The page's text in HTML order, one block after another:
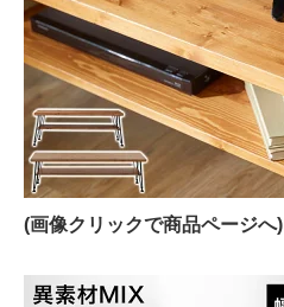
(画像クリックで商品ページへ)